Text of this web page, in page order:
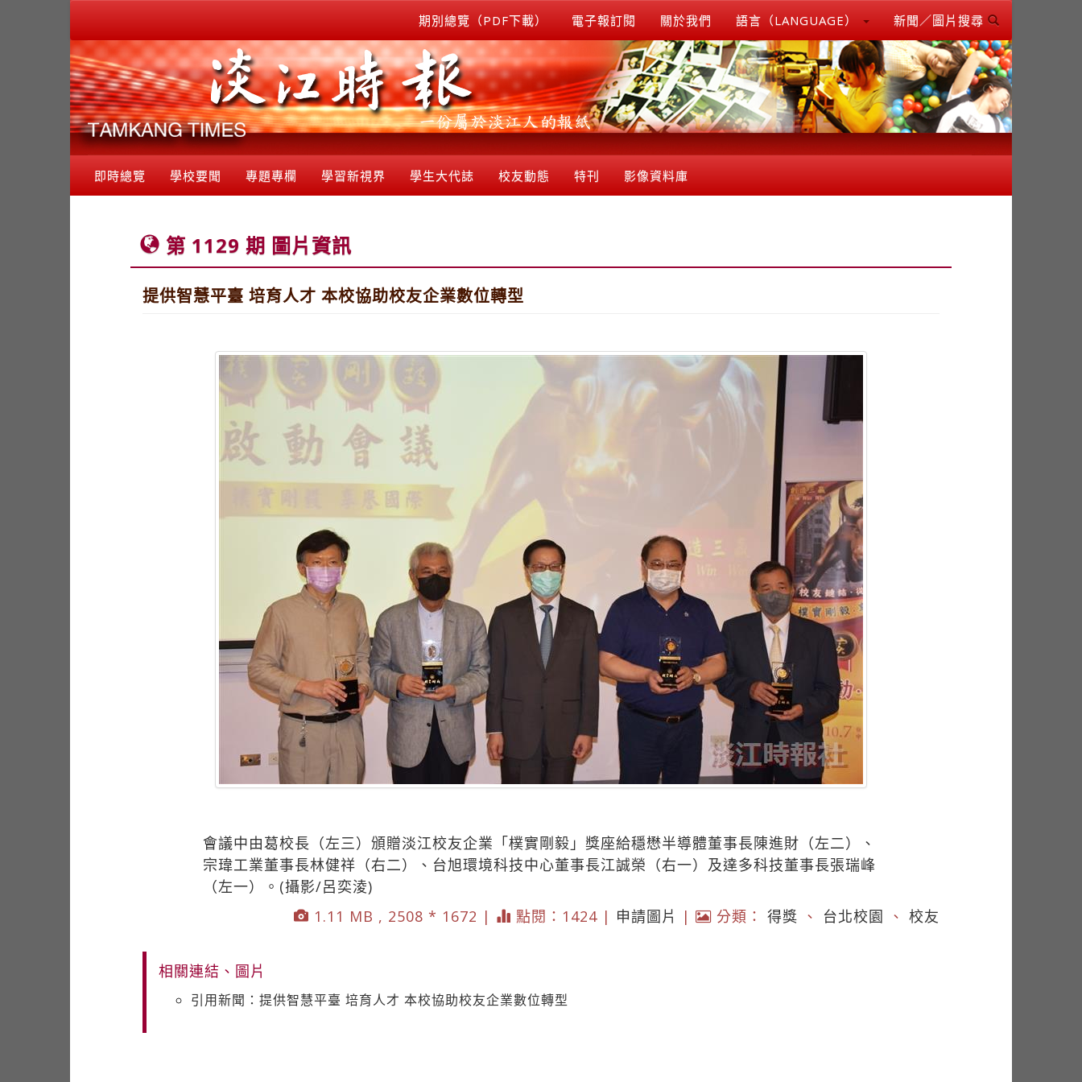
期別總覽（PDF下載） 電子報訂閱 關於我們 語言（LANGUAGE） 新聞／圖片搜尋
即時總覽 學校要聞 專題專欄 學習新視界 學生大代誌 校友動態 特刊 影像資料庫
第 1129 期 圖片資訊
提供智慧平臺 培育人才 本校協助校友企業數位轉型
會議中由葛校長（左三）頒贈淡江校友企業「樸實剛毅」獎座給穩懋半導體董事長陳進財（左二）、
宗瑋工業董事長林健祥（右二）、台旭環境科技中心董事長江誠榮（右一）及達多科技董事長張瑞峰
（左一）。(攝影/呂奕淩)
1.11 MB , 2508 * 1672 |
點閱：1424 | 申請圖片 | 分類： 得獎 、 台北校園 、 校友
相關連結、圖片
引用新聞：提供智慧平臺 培育人才 本校協助校友企業數位轉型